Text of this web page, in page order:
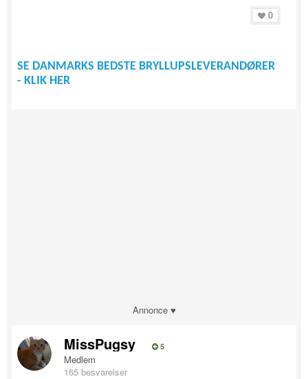
0
SE DANMARKS BEDSTE BRYLLUPSLEVERANDØRER
- KLIK HER
Annonce ♥
MissPugsy 5
Medlem
165 besvarelser